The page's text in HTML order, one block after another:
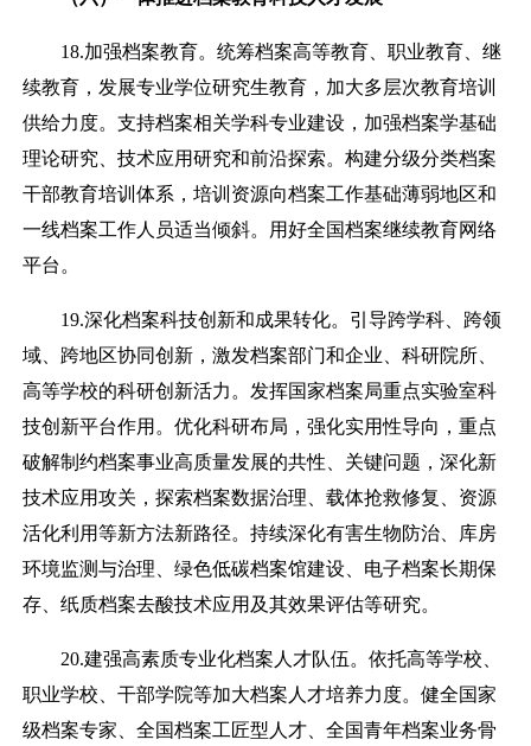
18.加强档案教育。统筹档案高等教育、职业教育、继
续教育，发展专业学位研究生教育，加大多层次教育培训
供给力度。支持档案相关学科专业建设，加强档案学基础
理论研究、技术应用研究和前沿探索。构建分级分类档案
干部教育培训体系，培训资源向档案工作基础薄弱地区和
一线档案工作人员适当倾斜。用好全国档案继续教育网络
平台。
19.深化档案科技创新和成果转化。引导跨学科、跨领
域、跨地区协同创新，激发档案部门和企业、科研院所、
高等学校的科研创新活力。发挥国家档案局重点实验室科
技创新平台作用。优化科研布局，强化实用性导向，重点
破解制约档案事业高质量发展的共性、关键问题，深化新
技术应用攻关，探索档案数据治理、载体抢救修复、资源
活化利用等新方法新路径。持续深化有害生物防治、库房
环境监测与治理、绿色低碳档案馆建设、电子档案长期保
存、纸质档案去酸技术应用及其效果评估等研究。
20.建强高素质专业化档案人才队伍。依托高等学校、
职业学校、干部学院等加大档案人才培养力度。健全国家
级档案专家、全国档案工匠型人才、全国青年档案业务骨